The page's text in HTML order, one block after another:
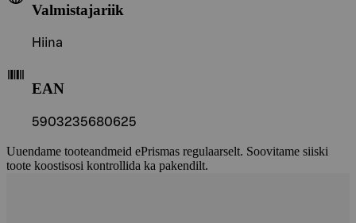
Valmistajariik
Hiina
EAN
5903235680625
Uuendame tooteandmeid ePrismas regulaarselt. Soovitame siiski
toote koostisosi kontrollida ka pakendilt.